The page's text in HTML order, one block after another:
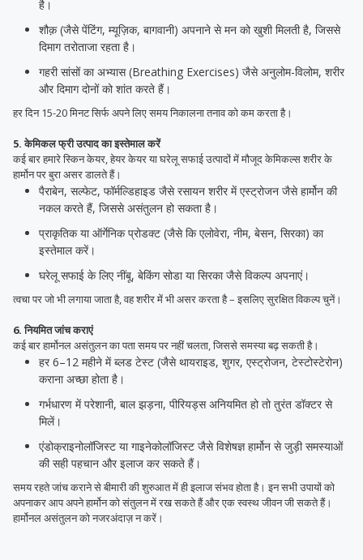
है।
शौक़ (जैसे पेंटिंग, म्यूज़िक, बागवानी) अपनाने से मन को खुशी मिलती है, जिससे
दिमाग तरोताजा रहता है।
गहरी सांसों का अभ्यास (Breathing Exercises) जैसे अनुलोम-विलोम, शरीर
और दिमाग दोनों को शांत करते हैं।
हर दिन 15-20 मिनट सिर्फ अपने लिए समय निकालना तनाव को कम करता है।
5. केमिकल फ्री उत्पाद का इस्तेमाल करें
कई बार हमारे स्किन केयर, हेयर केयर या घरेलू सफाई उत्पादों में मौजूद केमिकल्स शरीर के
हार्मोन पर बुरा असर डालते हैं।
पैराबेन, सल्फेट, फॉर्मल्डिहाइड जैसे रसायन शरीर में एस्ट्रोजन जैसे हार्मोन की
नकल करते हैं, जिससे असंतुलन हो सकता है।
प्राकृतिक या ऑर्गेनिक प्रोडक्ट (जैसे कि एलोवेरा, नीम, बेसन, सिरका) का
इस्तेमाल करें।
घरेलू सफाई के लिए नींबू, बेकिंग सोडा या सिरका जैसे विकल्प अपनाएं।
त्वचा पर जो भी लगाया जाता है, वह शरीर में भी असर करता है – इसलिए सुरक्षित विकल्प चुनें।
6. नियमित जांच कराएं
कई बार हार्मोनल असंतुलन का पता समय पर नहीं चलता, जिससे समस्या बढ़ सकती है।
हर 6–12 महीने में ब्लड टेस्ट (जैसे थायराइड, शुगर, एस्ट्रोजन, टेस्टोस्टेरोन)
कराना अच्छा होता है।
गर्भधारण में परेशानी, बाल झड़ना, पीरियड्स अनियमित हो तो तुरंत डॉक्टर से
मिलें।
एंडोक्राइनोलॉजिस्ट या गाइनेकोलॉजिस्ट जैसे विशेषज्ञ हार्मोन से जुड़ी समस्याओं
की सही पहचान और इलाज कर सकते हैं।
समय रहते जांच कराने से बीमारी की शुरुआत में ही इलाज संभव होता है। इन सभी उपायों को
अपनाकर आप अपने हार्मोन को संतुलन में रख सकते हैं और एक स्वस्थ जीवन जी सकते हैं।
हार्मोनल असंतुलन को नजरअंदाज़ न करें।